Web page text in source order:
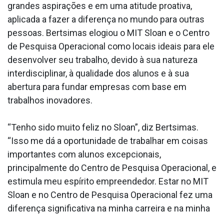
grandes aspirações e em uma atitude proativa,
aplicada a fazer a diferença no mundo para outras
pessoas. Bertsimas elogiou o MIT Sloan e o Centro
de Pesquisa Operacional como locais ideais para ele
desenvolver seu trabalho, devido à sua natureza
interdisciplinar, à qualidade dos alunos e à sua
abertura para fundar empresas com base em
trabalhos inovadores.
“Tenho sido muito feliz no Sloan”, diz Bertsimas.
“Isso me dá a oportunidade de trabalhar em coisas
importantes com alunos excepcionais,
principalmente do Centro de Pesquisa Operacional, e
estimula meu espírito empreendedor. Estar no MIT
Sloan e no Centro de Pesquisa Operacional fez uma
diferença significativa na minha carreira e na minha